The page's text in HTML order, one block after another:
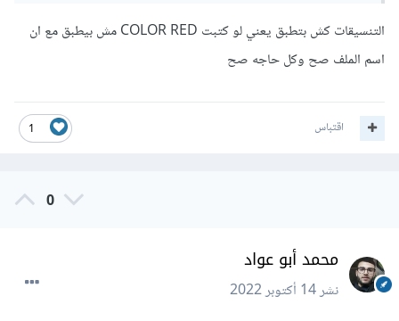
التنسيقات كش بتطبق يعني لو كتبت COLOR RED مش بيطبق مع ان
اسم الملف صح وكل حاجه صح
1 اقتباس
0
محمد أبو عواد
نشر14 أكتوبر 2022